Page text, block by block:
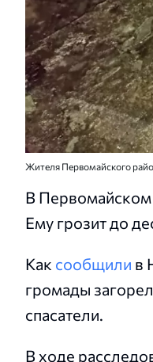
Жителя Первомайского
В Первомайском
Ему грозит до
Как сообщили в
громады
спасатели.
В ходе